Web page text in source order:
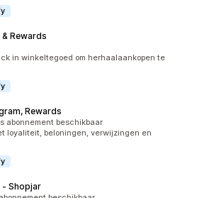
Rewards
in winkeltegoed om herhaalaankopen te
Rewards
abonnement beschikbaar
loyaliteit, beloningen, verwijzingen en
Shopjar